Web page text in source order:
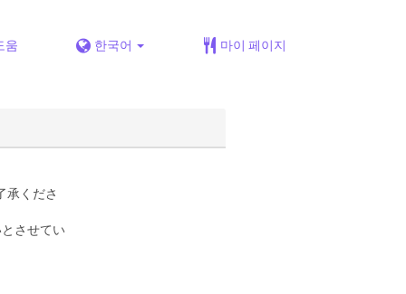
움 한국어 마이 페이지
承くださ
させてい